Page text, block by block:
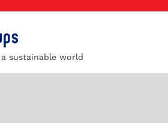
sustainable world